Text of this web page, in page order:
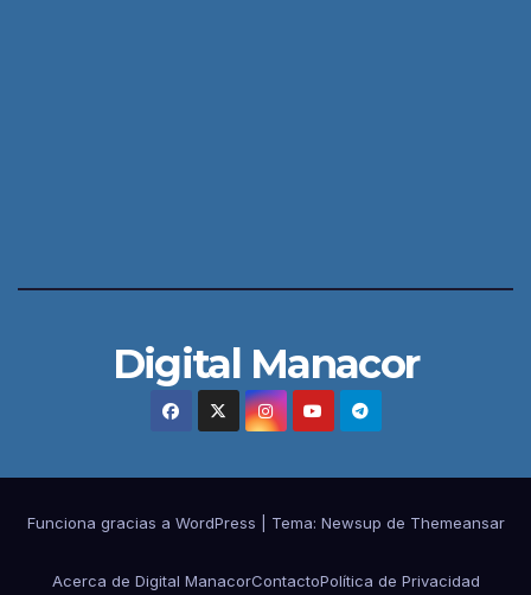
Digital Manacor
Funciona gracias a WordPress Tema: Newsup de Themeansar
Acerca de Digital ManacorContactoPolítica de Privacidad